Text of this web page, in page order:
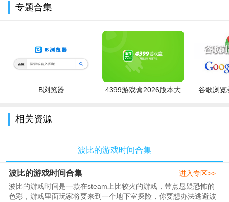
专题合集
B浏览器
4399游戏盒2026版本大
谷歌浏览
相关资源
波比的游戏时间合集
波比的游戏时间合集
波比的游戏时间是一款在steam上比较火的游戏，带点悬疑恐怖的
色彩，游戏里面玩家将要来到一个地下室探险，你要想办法逃避波
进入专区>>